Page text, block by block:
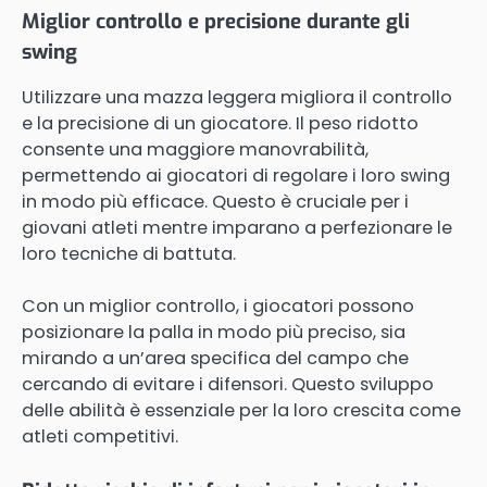
Miglior controllo e precisione durante gli
swing
Utilizzare una mazza leggera migliora il controllo
e la precisione di un giocatore. Il peso ridotto
consente una maggiore manovrabilità,
permettendo ai giocatori di regolare i loro swing
in modo più efficace. Questo è cruciale per i
giovani atleti mentre imparano a perfezionare le
loro tecniche di battuta.
Con un miglior controllo, i giocatori possono
posizionare la palla in modo più preciso, sia
mirando a un’area specifica del campo che
cercando di evitare i difensori. Questo sviluppo
delle abilità è essenziale per la loro crescita come
atleti competitivi.